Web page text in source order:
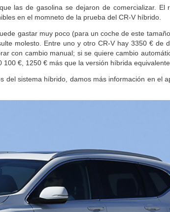
las de gasolina se dejaron de comercializar. El
en el momneto de la prueba del CR-V híbrido.
gastar muy poco (para un coche de este
molesto. Entre uno y otro CR-V hay 3350 € de
con cambio manual; si se quiere cambio
€, 1250 € más que la versión híbrida equivalente.
del sistema híbrido, damos más información en el